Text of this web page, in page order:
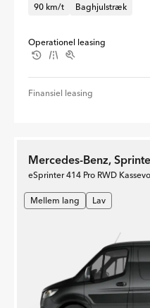
90 km/t
Baghjulstræk
Operationel leasing
Finansiel leasing
Mercedes-Benz,
eSprinter 414 Pro RWD
Mellem lang Lav